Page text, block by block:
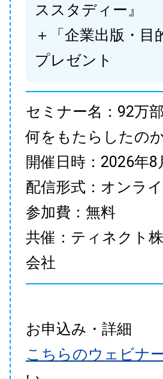
ススタディー』
＋「企業出版・
プレゼント
セミナー名：92万
何をもたらしたの
開催日時：2026年
配信形式：オンラ
参加費：無料
共催：ティネクト
会社
お申込み・詳細
こちらのウェビナ